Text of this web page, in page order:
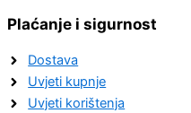
Plaćanje i sigurnost
Dostava
Uvjeti kupnje
Uvjeti korištenja